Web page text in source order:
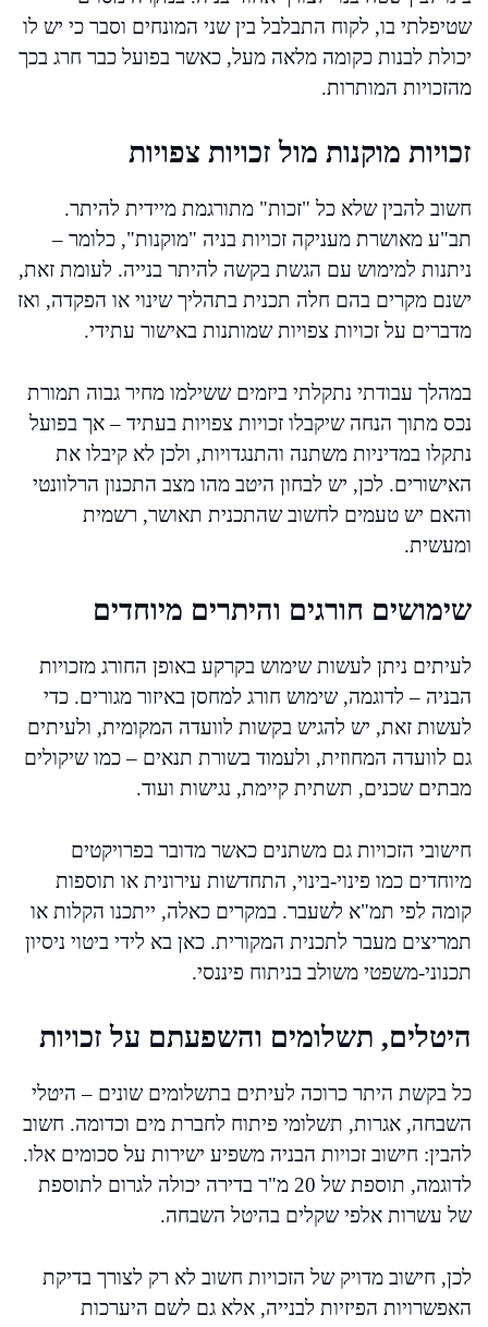
שטיפלתי בו, לקוח התבלבל בין שני המונחים וסבר כי יש לו
יכולת לבנות כקומה מלאה מעל, כאשר בפועל כבר חרג בכך
מהזכויות המותרות.
זכויות מוקנות מול זכויות צפויות
חשוב להבין שלא כל "זכות" מתורגמת מיידית להיתר.
תב"ע מאושרת מעניקה זכויות בניה "מוקנות", כלומר –
ניתנות למימוש עם הגשת בקשה להיתר בנייה. לעומת זאת,
ישנם מקרים בהם חלה תכנית בתהליך שינוי או הפקדה, ואז
מדברים על זכויות צפויות שמותנות באישור עתידי.
במהלך עבודתי נתקלתי ביזמים ששילמו מחיר גבוה תמורת
נכס מתוך הנחה שיקבלו זכויות צפויות בעתיד – אך בפועל
נתקלו במדיניות משתנה והתנגדויות, ולכן לא קיבלו את
האישורים. לכן, יש לבחון היטב מהו מצב התכנון הרלוונטי
והאם יש טעמים לחשוב שהתכנית תאושר, רשמית
ומעשית.
שימושים חורגים והיתרים מיוחדים
לעיתים ניתן לעשות שימוש בקרקע באופן החורג מזכויות
הבניה – לדוגמה, שימוש חורג למחסן באיזור מגורים. כדי
לעשות זאת, יש להגיש בקשות לוועדה המקומית, ולעיתים
גם לוועדה המחוזית, ולעמוד בשורת תנאים – כמו שיקולים
מבתים שכנים, תשתית קיימת, נגישות ועוד.
חישובי הזכויות גם משתנים כאשר מדובר בפרויקטים
מיוחדים כמו פינוי-בינוי, התחדשות עירונית או תוספות
קומה לפי תמ"א לשעבר. במקרים כאלה, ייתכנו הקלות או
תמריצים מעבר לתכנית המקורית. כאן בא לידי ביטוי ניסיון
תכנוני-משפטי משולב בניתוח פיננסי.
היטלים, תשלומים והשפעתם על זכויות
כל בקשת היתר כרוכה לעיתים בתשלומים שונים – היטלי
השבחה, אגרות, תשלומי פיתוח לחברת מים וכדומה. חשוב
להבין: חישוב זכויות הבניה משפיע ישירות על סכומים אלו.
לדוגמה, תוספת של 20 מ"ר בדירה יכולה לגרום לתוספת
של עשרות אלפי שקלים בהיטל השבחה.
לכן, חישוב מדויק של הזכויות חשוב לא רק לצורך בדיקת
האפשרויות הפיזיות לבנייה, אלא גם לשם היערכות